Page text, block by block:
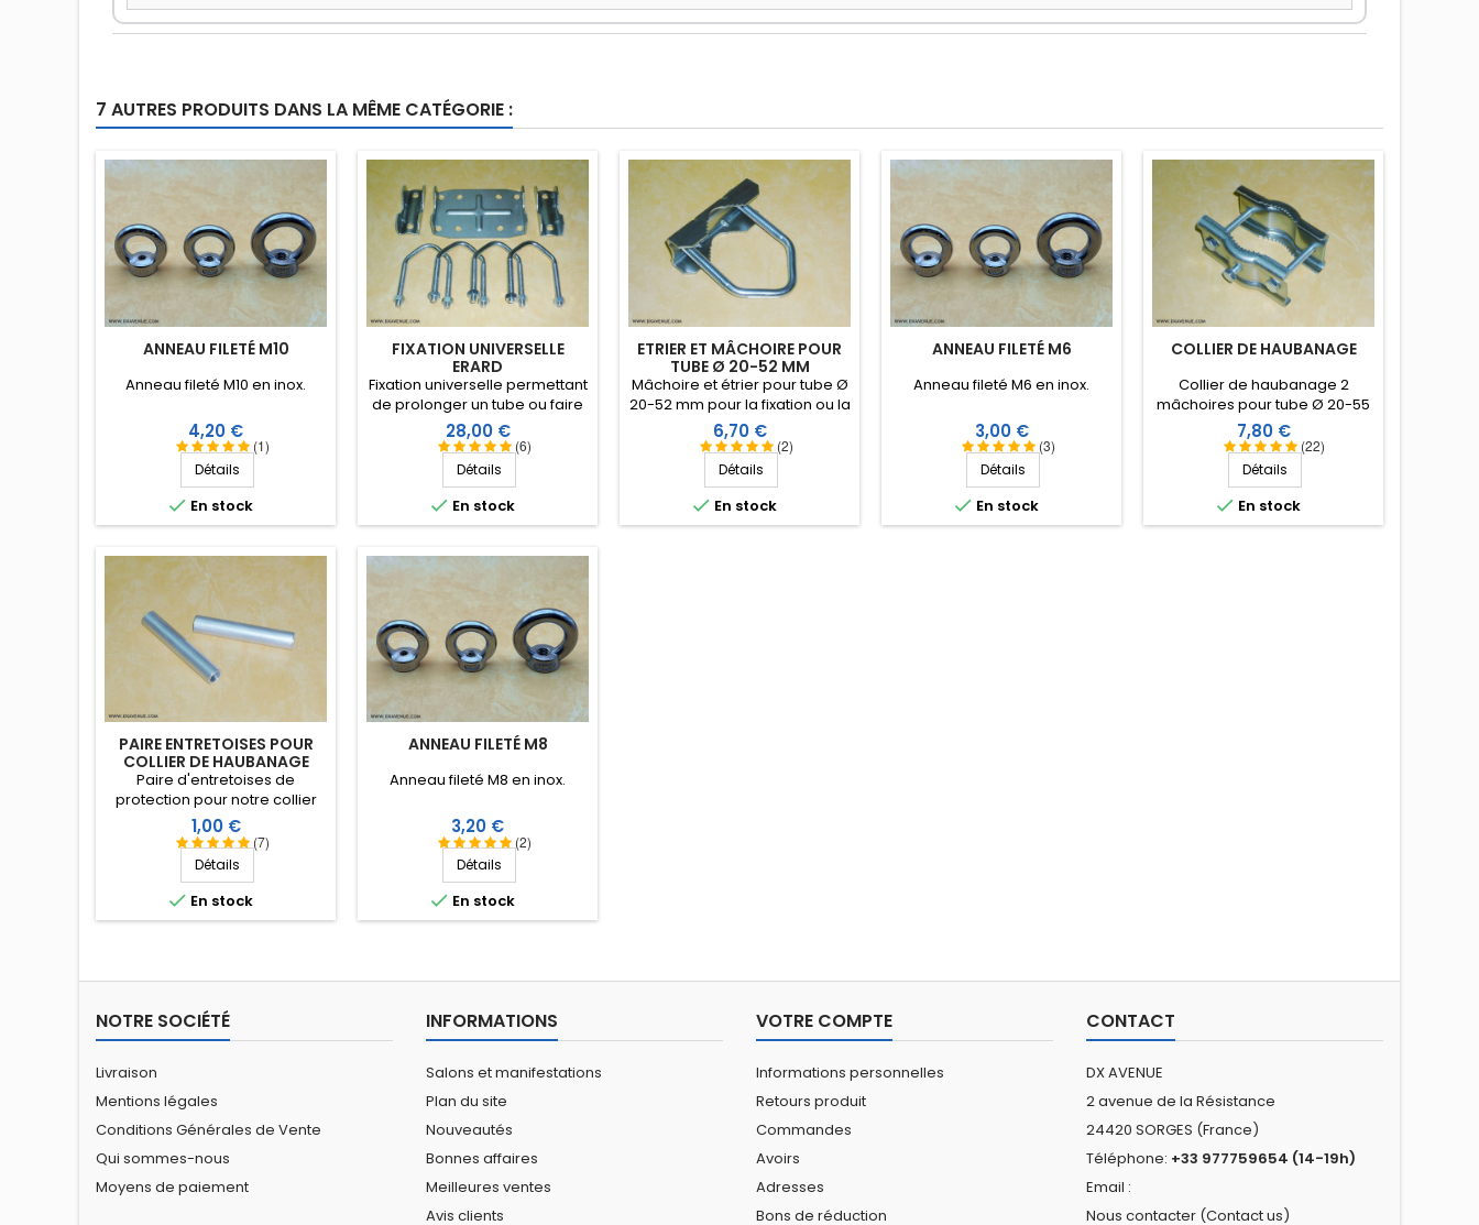
7 AUTRES PRODUITS DANS LA MÊME CATÉGORIE :
ANNEAU FILETÉ M10
(1)
Anneau fileté M10 en inox.
Prix
4,20 €
Détails
 En stock
FIXATION UNIVERSELLE
ERARD
(6)
Fixation universelle permettant
de prolonger un tube ou faire
un bras de déport à 90°.
ERARD 800998.
Prix
28,00 €
Détails
 En stock
ETRIER ET MÂCHOIRE POUR
TUBE Ø 20-52 MM
(2)
Mâchoire et étrier pour tube Ø
20-52 mm pour la fixation ou la
réalisation d'antennes.
Prix
6,70 €
Détails
 En stock
ANNEAU FILETÉ M6
(3)
Anneau fileté M6 en inox.
Prix
3,00 €
Détails
 En stock
COLLIER DE HAUBANAGE
(22)
Collier de haubanage 2
mâchoires pour tube Ø 20-55
mm. Série forte avec vis de
blocage.
Prix
7,80 €
Détails
 En stock
PAIRE ENTRETOISES POUR
COLLIER DE HAUBANAGE
(7)
Paire d'entretoises de
protection pour notre collier
de haubanage à 2 mâchoires.
Prix
1,00 €
Détails
 En stock
ANNEAU FILETÉ M8
(2)
Anneau fileté M8 en inox.
Prix
3,20 €
Détails
 En stock
NOTRE SOCIÉTÉ
Livraison
Mentions légales
Conditions Générales de Vente
Qui sommes-nous
Moyens de paiement
INFORMATIONS
Salons et manifestations
Plan du site
Nouveautés
Bonnes affaires
Meilleures ventes
Avis clients
VOTRE COMPTE
Informations personnelles
Retours produit
Commandes
Avoirs
Adresses
Bons de réduction
CONTACT
DX AVENUE
2 avenue de la Résistance
24420 SORGES (France)
Téléphone: +33 977759654 (14-19h)
Email :
Nous contacter (Contact us)